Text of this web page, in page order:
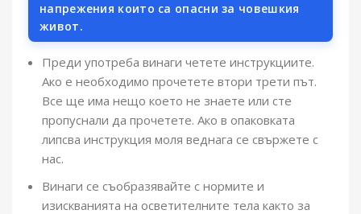
напрежения които са опасни за човешкия
живот.
Преди употреба винаги четете инструкциите.
Ако е необходимо прочетете втори трети път.
Все ще има нещо което не знаете или сте
пропуснали да прочетете. Ако в опаковката
липсва инструкция моля веднага се свържете с
нас.
Винаги се съобразявайте с нормите и
изискванията на осветителните тела както за